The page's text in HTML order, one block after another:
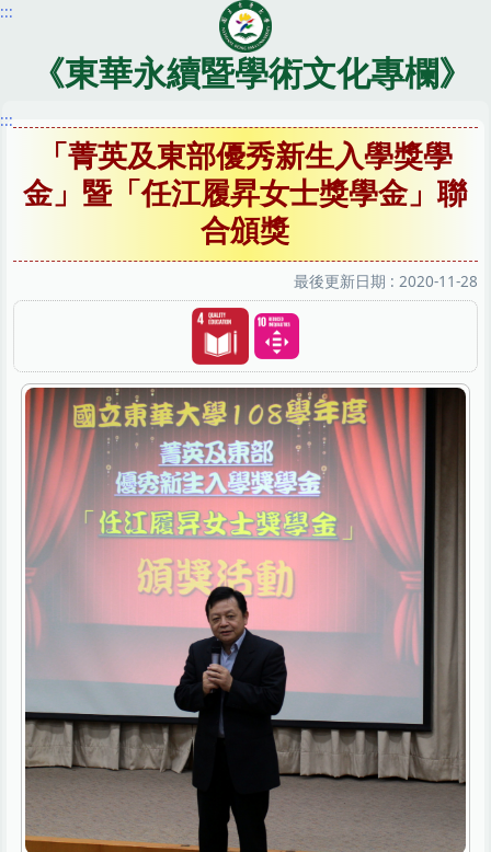
跳
內
:::
《東華永續暨學術文化專欄》
:::
「菁英及東部優秀新生入學獎學
金」暨「任江履昇女士獎學金」聯
合頒獎
最後更新日期 : 2020-11-28